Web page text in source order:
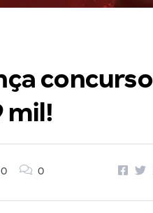
concurso
mil!
0 0